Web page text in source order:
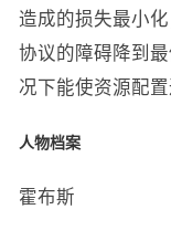
造成的损失最小
协议的障碍降到
况下能使资源配置
人物档案
霍布斯